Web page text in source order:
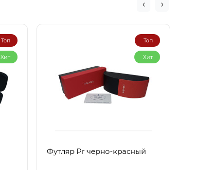
Топ
Хит
Топ
Хит
Футляр Pr черно-красный